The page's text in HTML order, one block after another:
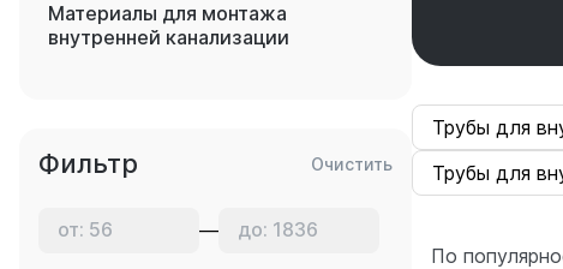
Материалы для монтажа
внутренней канализации
Фильтр Очистить
—
Трубы для
Трубы для
По